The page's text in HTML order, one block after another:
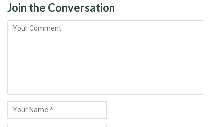
Join the Conversation